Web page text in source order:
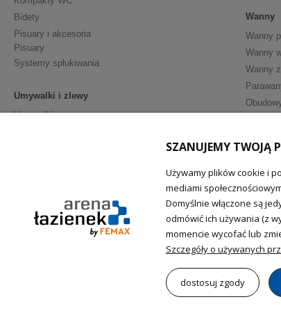
Bidety
Pisuary i akcesoria
Pisuary
Systemy spłukiwania
Umywalki i zlewy
Umywalki
Wanny
Wanny
Wanny
Wanny
Szafki
Lustra
Uchwyty
SZANUJEMY TWOJĄ
Używamy plików cookie i
mediami
Domyślnie włączone są
odmówić ich używania (z
momencie wycofać lub
Szczegóły o używanych
dostosuj zgody